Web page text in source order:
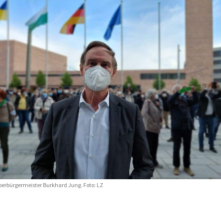
Burkhard Jung. Foto: LZ